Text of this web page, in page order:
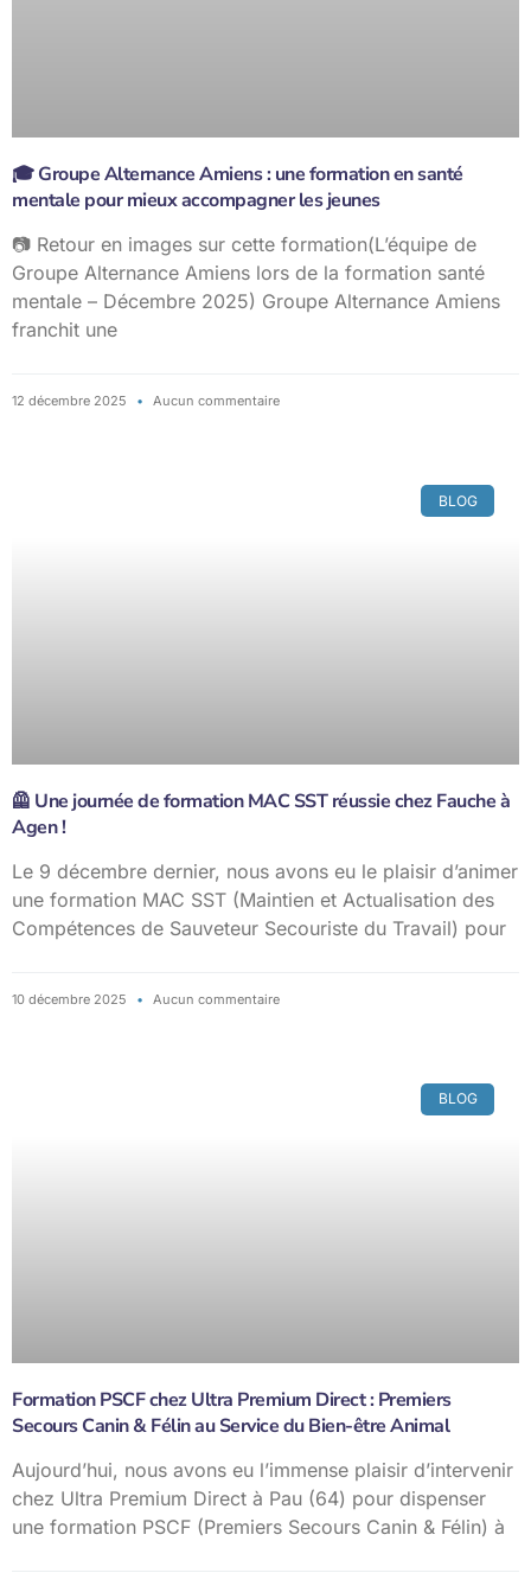
🎓 Groupe Alternance Amiens : une formation en santé
mentale pour mieux accompagner les jeunes
📷 Retour en images sur cette formation(L’équipe de
Groupe Alternance Amiens lors de la formation santé
mentale – Décembre 2025) Groupe Alternance Amiens
franchit une
12 décembre 2025 Aucun commentaire
BLOG
🦺 Une journée de formation MAC SST réussie chez Fauche à
Agen !
Le 9 décembre dernier, nous avons eu le plaisir d’animer
une formation MAC SST (Maintien et Actualisation des
Compétences de Sauveteur Secouriste du Travail) pour
10 décembre 2025 Aucun commentaire
BLOG
Formation PSCF chez Ultra Premium Direct : Premiers
Secours Canin & Félin au Service du Bien-être Animal
Aujourd’hui, nous avons eu l’immense plaisir d’intervenir
chez Ultra Premium Direct à Pau (64) pour dispenser
une formation PSCF (Premiers Secours Canin & Félin) à